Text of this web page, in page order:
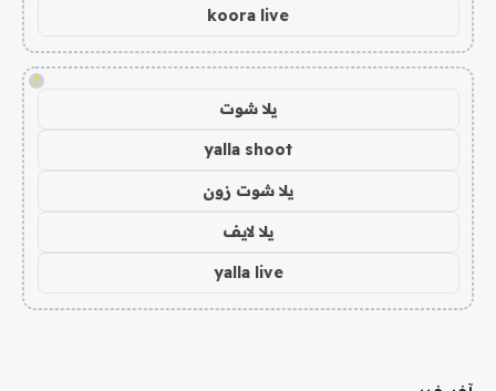
koora live
!
يلا شوت
yalla shoot
يلا شوت زون
يلا لايف
yalla live